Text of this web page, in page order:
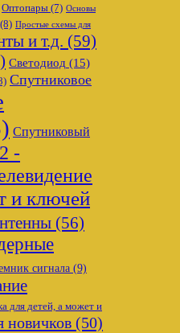
Оптопары (7) Основы
(8) Простые схемы для
и т.д. (59)
Светодиод (15)
Спутниковое
Спутниковый
-
и ключей
(56)
сигнала (9)
для детей, а может и
новичков (50)